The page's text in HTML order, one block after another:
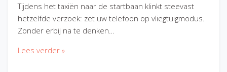
Tijdens het taxiën naar de startbaan klinkt steevast
hetzelfde verzoek: zet uw telefoon op vliegtuigmodus.
Zonder erbij na te denken…
Lees verder »